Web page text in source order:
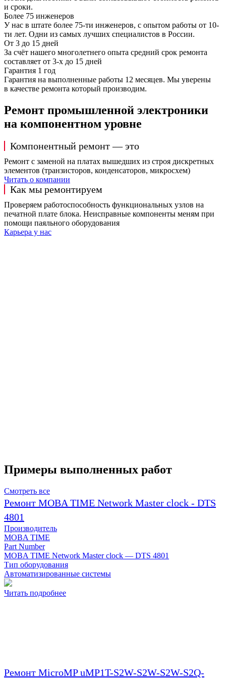
и сроки.
Более 75 инженеров
У нас в штате более 75-ти инженеров, с опытом работы от 10-
ти лет. Одни из самых лучших специалистов в России.
От 3 до 15 дней
За счёт нашего многолетнего опыта средний срок ремонта
составляет от 3-х до 15 дней
Гарантия 1 год
Гарантия на выполненные работы 12 месяцев. Мы уверены
в качестве ремонта который производим.
Ремонт промышленной электроники
на компонентном уровне
Компонентный ремонт — это
Ремонт с заменой на платах вышедших из строя дискретных
элементов (транзисторов, конденсаторов, микросхем)
Читать о компании
Как мы ремонтируем
Проверяем работоспособность функциональных узлов на
печатной плате блока. Неисправные компоненты меням при
помощи паяльного оборудования
Карьера у нас
Примеры выполненных работ
Смотреть все
Ремонт MOBA TIME Network Master clock - DTS
4801
Производитель
MOBA TIME
Part Number
MOBA TIME Network Master clock — DTS 4801
Тип оборудования
Автоматизированные системы
Читать подробнее
Ремонт MicroMP uMP1T-S2W-S2W-S2W-S2Q-